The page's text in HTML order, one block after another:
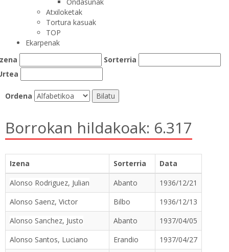
Atxiloketak
Tortura kasuak
TOP
Ekarpenak
Sorterria
Ordena
Borrokan hildakoak: 6.317
Izena Sorterria
Data
Alonso Rodriguez, Julian
Abanto
1936/12/21
Alonso Saenz, Victor
Bilbo
1936/12/13
Alonso Sanchez, Justo
Abanto
1937/04/05
Alonso Santos, Luciano
Erandio
1937/04/27